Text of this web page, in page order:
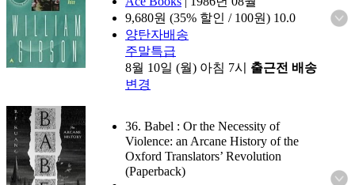
9,680원 (35% 할인 / 100원) 10.0
양탄자배송
주말특급
8월 10일 (월) 아침 7시 출근전 배송
변경
36. Babel : Or the Necessity of
Violence: an Arcane History of the
Oxford Translators’ Revolution
(Paperback)